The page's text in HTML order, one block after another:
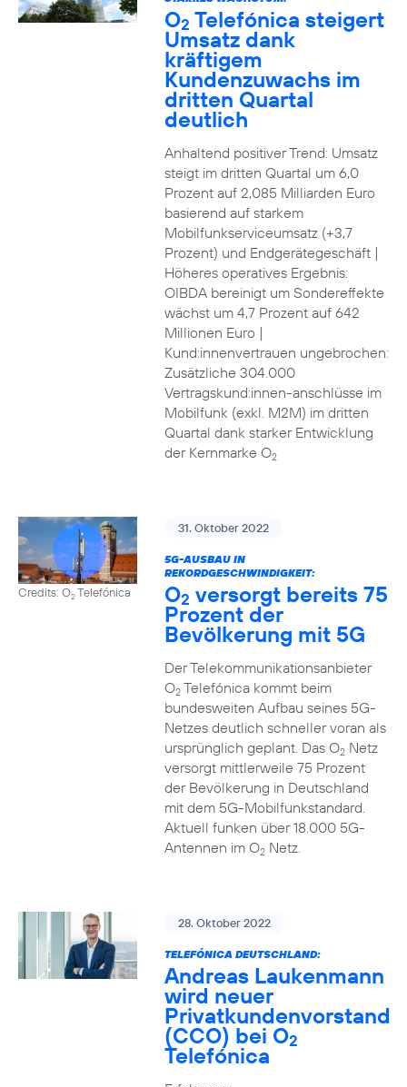
O2 Telefónica steigert
Umsatz dank
kräftigem
Kundenzuwachs im
dritten Quartal
deutlich
Anhaltend positiver Trend: Umsatz
steigt im dritten Quartal um 6,0
Prozent auf 2,085 Milliarden Euro
basierend auf starkem
Mobilfunkserviceumsatz (+3,7
Prozent) und Endgerätegeschäft |
Höheres operatives Ergebnis:
OIBDA bereinigt um Sondereffekte
wächst um 4,7 Prozent auf 642
Millionen Euro |
Kund:innenvertrauen ungebrochen:
Zusätzliche 304.000
Vertragskund:innen-anschlüsse im
Mobilfunk (exkl. M2M) im dritten
Quartal dank starker Entwicklung
der Kernmarke O2
Credits: O2Telefónica
31. Oktober 2022
5G-AUSBAU IN
REKORDGESCHWINDIGKEIT:
O2 versorgt bereits 75
Prozent der
Bevölkerung mit 5G
Der Telekommunikationsanbieter
O2Telefónica kommt beim
bundesweiten Aufbau seines 5G-
Netzes deutlich schneller voran als
ursprünglich geplant. Das O2Netz
versorgt mittlerweile 75 Prozent
der Bevölkerung in Deutschland
mit dem 5G-Mobilfunkstandard.
Aktuell funken über 18.000 5G-
Antennen im O2Netz.
28. Oktober 2022
TELEFÓNICA DEUTSCHLAND:
Andreas Laukenmann
wird neuer
Privatkundenvorstand
(CCO) bei O2
Telefónica